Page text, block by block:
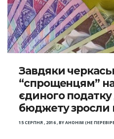
Завдяки
“спрощенцям”
єдиного податку
бюджету зросли
15 СЕРПНЯ , 2016,BYАНОНІМ (НЕ